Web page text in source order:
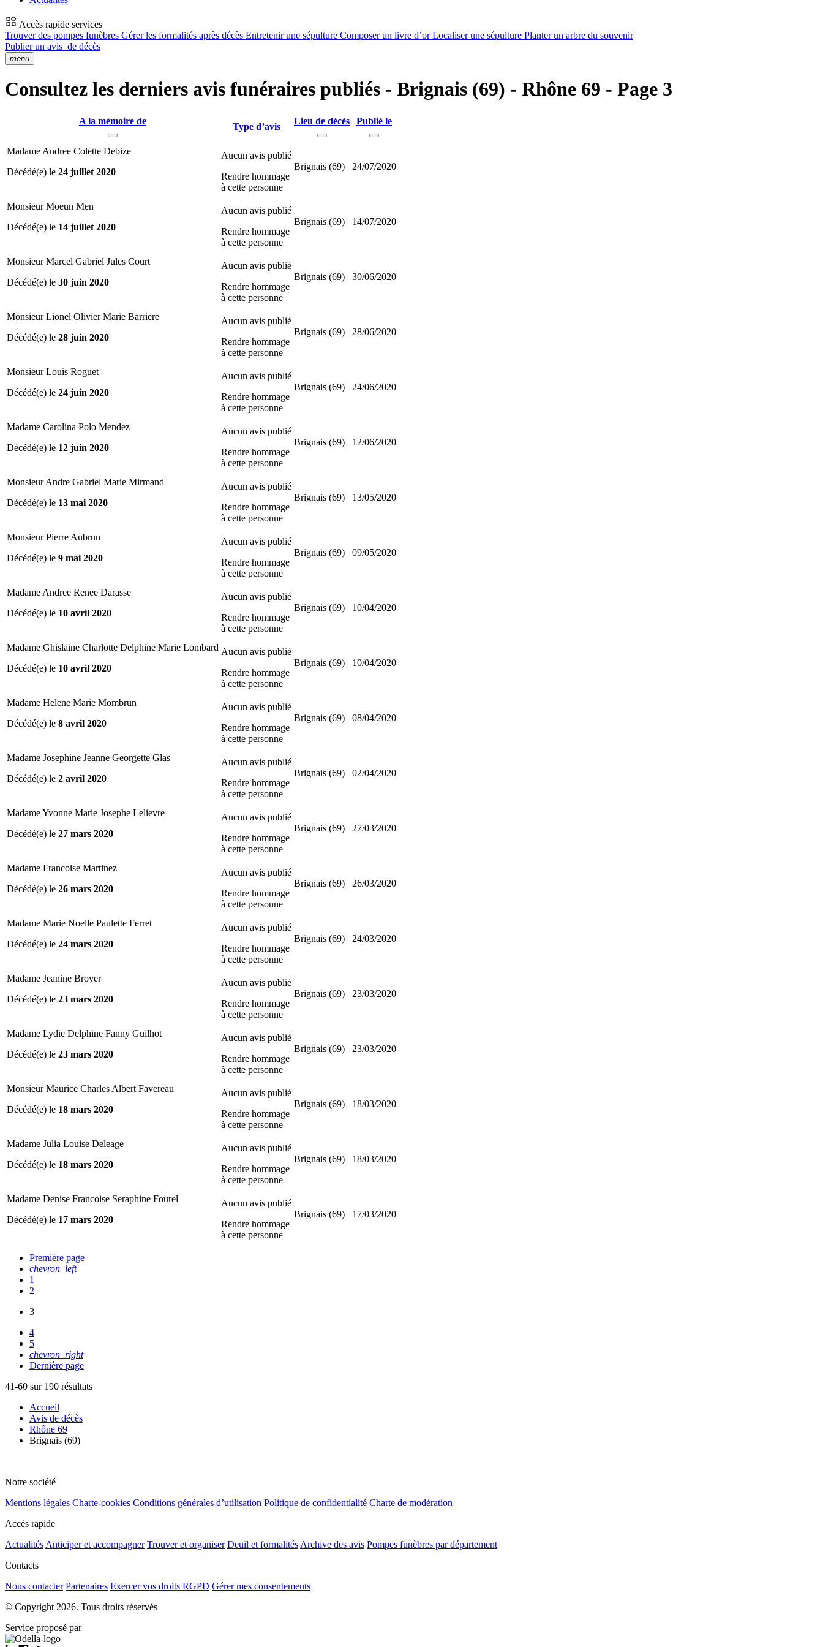
Accès rapide services
Trouver des pompes funèbres Gérer les formalités après décès Entretenir une sépulture Composer un livre d’orLocaliser une sépulture Planter un arbre du souvenir
Publier un avis de décès
menu
Consultez les derniers avis funéraires publiés - Brignais (69) - Rhône 69 - Page 3
A la mémoire de
Type d’avis
Lieu de décès Publié le
Madame Andree Colette Debize
Décédé(e) le 24 juillet 2020
Aucun avis publié
Rendre hommage
à cette personne
Brignais (69) 24/07/2020
Monsieur Moeun Men
Décédé(e) le 14 juillet 2020
Aucun avis publié
Rendre hommage
à cette personne
Brignais (69) 14/07/2020
Monsieur Marcel Gabriel Jules Court
Décédé(e) le 30 juin 2020
Aucun avis publié
Rendre hommage
à cette personne
Brignais (69) 30/06/2020
Monsieur Lionel Olivier Marie Barriere
Décédé(e) le 28 juin 2020
Aucun avis publié
Rendre hommage
à cette personne
Brignais (69) 28/06/2020
Monsieur Louis Roguet
Décédé(e) le 24 juin 2020
Aucun avis publié
Rendre hommage
à cette personne
Brignais (69) 24/06/2020
Madame Carolina Polo Mendez
Décédé(e) le 12 juin 2020
Aucun avis publié
Rendre hommage
à cette personne
Brignais (69) 12/06/2020
Monsieur Andre Gabriel Marie Mirmand
Décédé(e) le 13 mai 2020
Aucun avis publié
Rendre hommage
à cette personne
Brignais (69) 13/05/2020
Monsieur Pierre Aubrun
Décédé(e) le 9 mai 2020
Aucun avis publié
Rendre hommage
à cette personne
Brignais (69) 09/05/2020
Madame Andree Renee Darasse
Décédé(e) le 10 avril 2020
Aucun avis publié
Rendre hommage
à cette personne
Brignais (69) 10/04/2020
Madame Ghislaine Charlotte Delphine Marie Lombard
Décédé(e) le 10 avril 2020
Aucun avis publié
Rendre hommage
à cette personne
Brignais (69) 10/04/2020
Madame Helene Marie Mombrun
Décédé(e) le 8 avril 2020
Aucun avis publié
Rendre hommage
à cette personne
Brignais (69) 08/04/2020
Madame Josephine Jeanne Georgette Glas
Décédé(e) le 2 avril 2020
Aucun avis publié
Rendre hommage
à cette personne
Brignais (69) 02/04/2020
Madame Yvonne Marie Josephe Lelievre
Décédé(e) le 27 mars 2020
Aucun avis publié
Rendre hommage
à cette personne
Brignais (69) 27/03/2020
Madame Francoise Martinez
Décédé(e) le 26 mars 2020
Aucun avis publié
Rendre hommage
à cette personne
Brignais (69) 26/03/2020
Madame Marie Noelle Paulette Ferret
Décédé(e) le 24 mars 2020
Aucun avis publié
Rendre hommage
à cette personne
Brignais (69) 24/03/2020
Madame Jeanine Broyer
Décédé(e) le 23 mars 2020
Aucun avis publié
Rendre hommage
à cette personne
Brignais (69) 23/03/2020
Madame Lydie Delphine Fanny Guilhot
Décédé(e) le 23 mars 2020
Aucun avis publié
Rendre hommage
à cette personne
Brignais (69) 23/03/2020
Monsieur Maurice Charles Albert Favereau
Décédé(e) le 18 mars 2020
Aucun avis publié
Rendre hommage
à cette personne
Brignais (69) 18/03/2020
Madame Julia Louise Deleage
Décédé(e) le 18 mars 2020
Aucun avis publié
Rendre hommage
à cette personne
Brignais (69) 18/03/2020
Madame Denise Francoise Seraphine Fourel
Décédé(e) le 17 mars 2020
Aucun avis publié
Rendre hommage
à cette personne
Brignais (69) 17/03/2020
Première page
chevron_left
1
2
3
4
5
chevron_right
Dernière page
41-60 sur 190 résultats
Accueil
Avis de décès
Rhône 69
Brignais (69)
Notre société
Mentions légales Charte-cookies Conditions générales d’utilisation Politique de confidentialité Charte de modération
Accès rapide
Actualités Anticiper et accompagner Trouver et organiser Deuil et formalités Archive des avis Pompes funèbres par département
Contacts
Nous contacter Partenaires Exercer vos droits RGPD Gérer mes consentements
© Copyright 2026. Tous droits réservés
Service proposé par